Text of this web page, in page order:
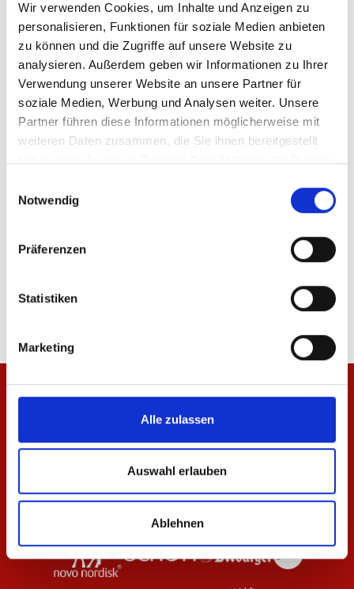
Wir verwenden Cookies, um Inhalte und Anzeigen zu
personalisieren, Funktionen für soziale Medien anbieten
zu können und die Zugriffe auf unsere Website zu
analysieren. Außerdem geben wir Informationen zu Ihrer
Verwendung unserer Website an unsere Partner für
soziale Medien, Werbung und Analysen weiter. Unsere
Partner führen diese Informationen möglicherweise mit
weiteren Daten zusammen, die Sie ihnen bereitgestellt
Notwendig
Präferenzen
Statistiken
Marketing
Alle zulassen
Auswahl erlauben
Ablehnen
Produktdetails
ÄHNLICHE PRODUKTE
19,95 €
Jacke Meenzer